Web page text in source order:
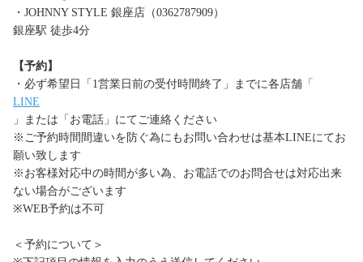
・JOHNNY STYLE 銀座店（0362787909）
銀座駅 徒歩4分
【予約】
・必ず希望日「1営業日前の受付時間終了」までに各店舗「
LINE
」または「お電話」にてご連絡ください
※ご予約時間間違いを防ぐ為にもお問い合わせは基本LINEにてお
願い致します
※お客様対応中の時間が多い為、お電話でのお問合せは対応出来
ない場合がございます
※WEB予約は不可
＜予約について＞